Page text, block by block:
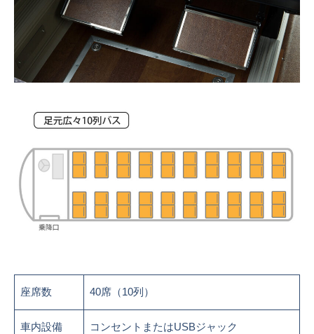
座席数 40席（10列）
車内設備 コンセントまたはUSBジャック